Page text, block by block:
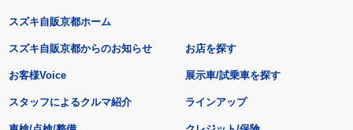
スズキ自販京都ホーム
スズキ自販京都からのお知らせ
お客様Voice
スタッフによるクルマ紹介
お店を探す
展示車/試乗車を探す
ラインアップ